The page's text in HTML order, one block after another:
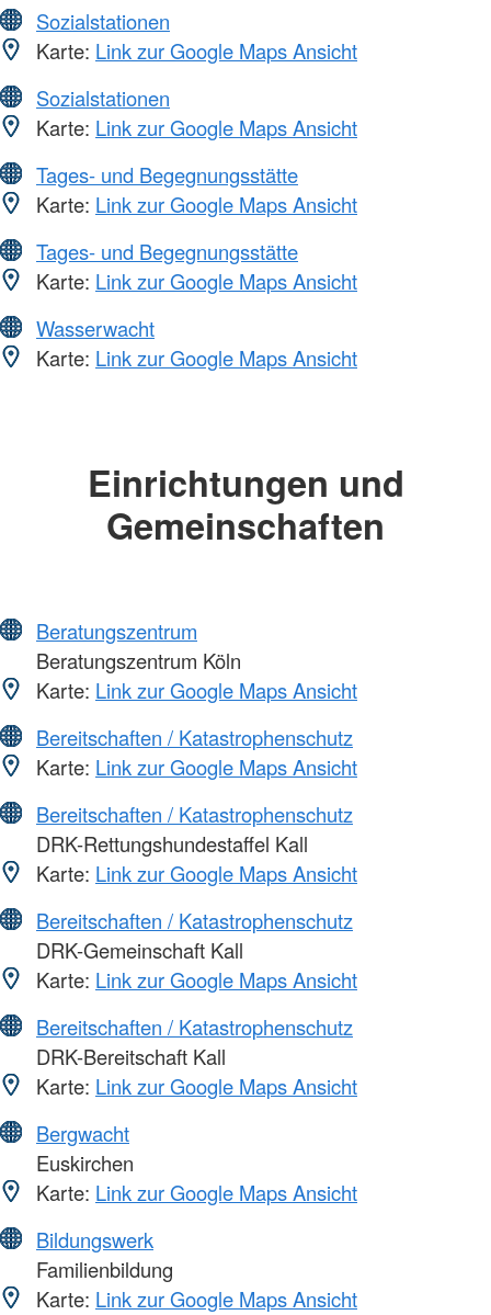
Sozialstationen
Karte: Link zur Google Maps Ansicht
Sozialstationen
Karte: Link zur Google Maps Ansicht
Tages- und Begegnungsstätte
Karte: Link zur Google Maps Ansicht
Tages- und Begegnungsstätte
Karte: Link zur Google Maps Ansicht
Wasserwacht
Karte: Link zur Google Maps Ansicht
Einrichtungen und
Gemeinschaften
Beratungszentrum
Beratungszentrum Köln
Karte: Link zur Google Maps Ansicht
Bereitschaften / Katastrophenschutz
Karte: Link zur Google Maps Ansicht
Bereitschaften / Katastrophenschutz
DRK-Rettungshundestaffel Kall
Karte: Link zur Google Maps Ansicht
Bereitschaften / Katastrophenschutz
DRK-Gemeinschaft Kall
Karte: Link zur Google Maps Ansicht
Bereitschaften / Katastrophenschutz
DRK-Bereitschaft Kall
Karte: Link zur Google Maps Ansicht
Bergwacht
Euskirchen
Karte: Link zur Google Maps Ansicht
Bildungswerk
Familienbildung
Karte: Link zur Google Maps Ansicht